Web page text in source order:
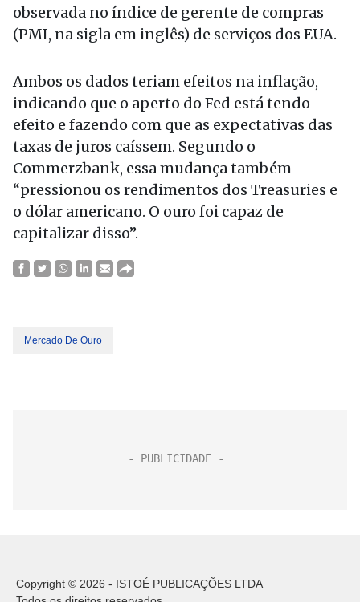
observada no índice de gerente de compras
(PMI, na sigla em inglês) de serviços dos EUA.
Ambos os dados teriam efeitos na inflação,
indicando que o aperto do Fed está tendo
efeito e fazendo com que as expectativas das
taxas de juros caíssem. Segundo o
Commerzbank, essa mudança também
“pressionou os rendimentos dos Treasuries e
o dólar americano. O ouro foi capaz de
capitalizar disso”.
Mercado De Ouro
Copyright © 2026 - ISTOÉ PUBLICAÇÕES LTDA